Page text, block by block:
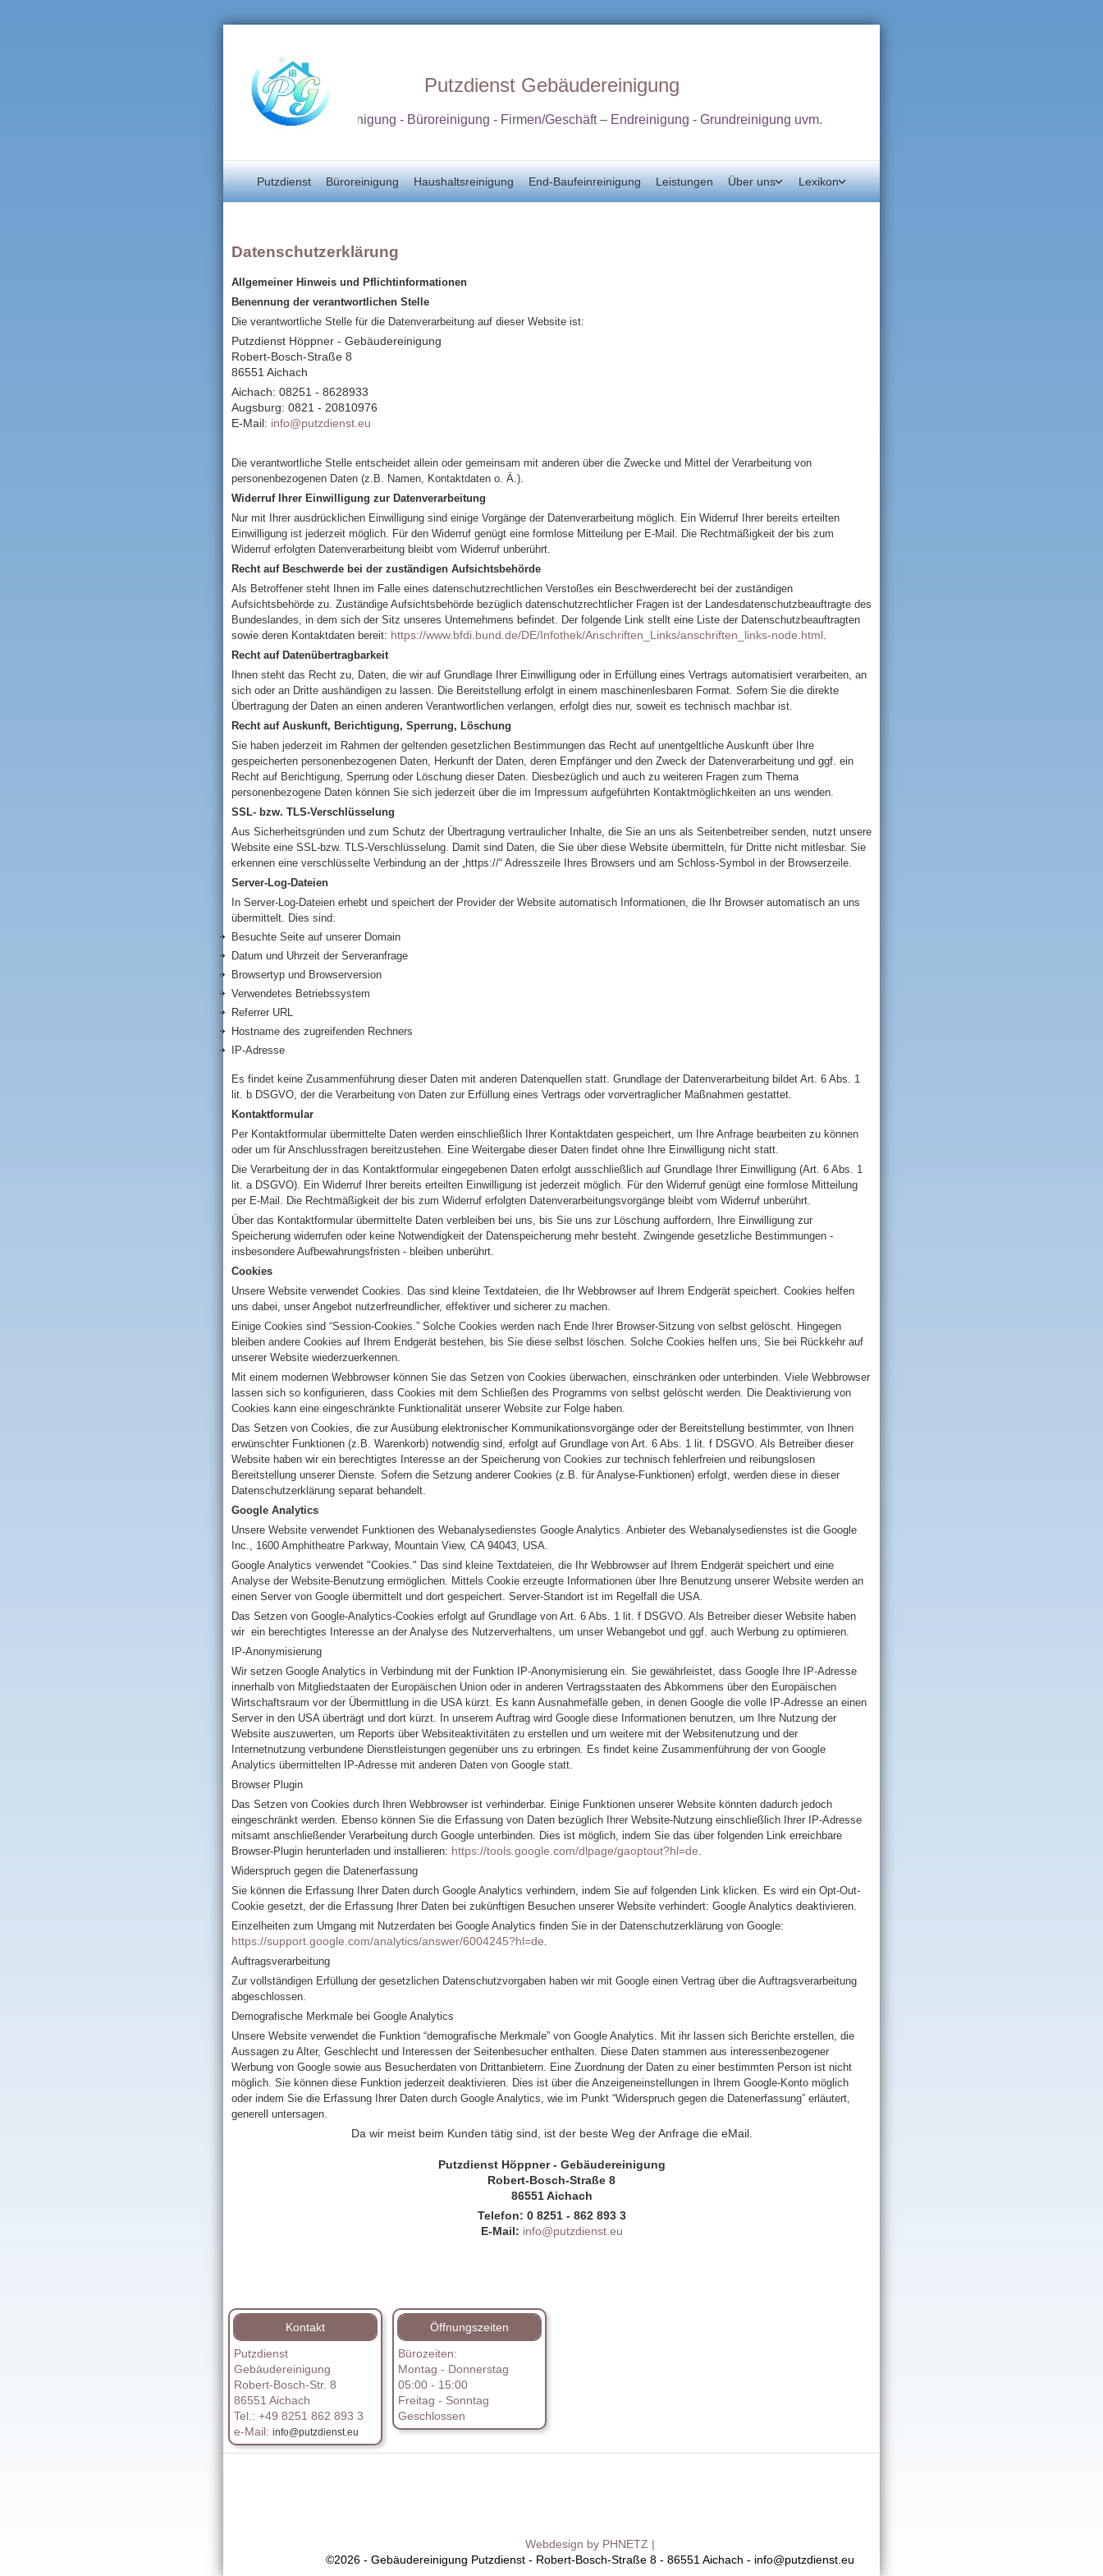
Putzdienst Gebäudereinigung
Unterhaltsreinigung - Büroreinigung - Firmen/Geschäft – Endreinigung - Grundreinigung uvm.
Putzdienst Büroreinigung Haushaltsreinigung End-Baufeinreinigung Leistungen Über uns Lexikon
Datenschutzerklärung
Allgemeiner Hinweis und Pflichtinformationen
Benennung der verantwortlichen Stelle
Die verantwortliche Stelle für die Datenverarbeitung auf dieser Website ist:
Putzdienst Höppner - Gebäudereinigung
Robert-Bosch-Straße 8
86551 Aichach
Aichach: 08251 - 8628933
Augsburg: 0821 - 20810976
E-Mail: info@putzdienst.eu
Die verantwortliche Stelle entscheidet allein oder gemeinsam mit anderen über die Zwecke und Mittel der Verarbeitung von
personenbezogenen Daten (z.B. Namen, Kontaktdaten o. Ä.).
Widerruf Ihrer Einwilligung zur Datenverarbeitung
Nur mit Ihrer ausdrücklichen Einwilligung sind einige Vorgänge der Datenverarbeitung möglich. Ein Widerruf Ihrer bereits erteilten
Einwilligung ist jederzeit möglich. Für den Widerruf genügt eine formlose Mitteilung per E-Mail. Die Rechtmäßigkeit der bis zum
Widerruf erfolgten Datenverarbeitung bleibt vom Widerruf unberührt.
Recht auf Beschwerde bei der zuständigen Aufsichtsbehörde
Als Betroffener steht Ihnen im Falle eines datenschutzrechtlichen Verstoßes ein Beschwerderecht bei der zuständigen
Aufsichtsbehörde zu. Zuständige Aufsichtsbehörde bezüglich datenschutzrechtlicher Fragen ist der Landesdatenschutzbeauftragte des
Bundeslandes, in dem sich der Sitz unseres Unternehmens befindet. Der folgende Link stellt eine Liste der Datenschutzbeauftragten
sowie deren Kontaktdaten bereit: https://www.bfdi.bund.de/DE/Infothek/Anschriften_Links/anschriften_links-node.html.
Recht auf Datenübertragbarkeit
Ihnen steht das Recht zu, Daten, die wir auf Grundlage Ihrer Einwilligung oder in Erfüllung eines Vertrags automatisiert verarbeiten, an
sich oder an Dritte aushändigen zu lassen. Die Bereitstellung erfolgt in einem maschinenlesbaren Format. Sofern Sie die direkte
Übertragung der Daten an einen anderen Verantwortlichen verlangen, erfolgt dies nur, soweit es technisch machbar ist.
Recht auf Auskunft, Berichtigung, Sperrung, Löschung
Sie haben jederzeit im Rahmen der geltenden gesetzlichen Bestimmungen das Recht auf unentgeltliche Auskunft über Ihre
gespeicherten personenbezogenen Daten, Herkunft der Daten, deren Empfänger und den Zweck der Datenverarbeitung und ggf. ein
Recht auf Berichtigung, Sperrung oder Löschung dieser Daten. Diesbezüglich und auch zu weiteren Fragen zum Thema
personenbezogene Daten können Sie sich jederzeit über die im Impressum aufgeführten Kontaktmöglichkeiten an uns wenden.
SSL- bzw. TLS-Verschlüsselung
Aus Sicherheitsgründen und zum Schutz der Übertragung vertraulicher Inhalte, die Sie an uns als Seitenbetreiber senden, nutzt unsere
Website eine SSL-bzw. TLS-Verschlüsselung. Damit sind Daten, die Sie über diese Website übermitteln, für Dritte nicht mitlesbar. Sie
erkennen eine verschlüsselte Verbindung an der „https://“ Adresszeile Ihres Browsers und am Schloss-Symbol in der Browserzeile.
Server-Log-Dateien
In Server-Log-Dateien erhebt und speichert der Provider der Website automatisch Informationen, die Ihr Browser automatisch an uns
übermittelt. Dies sind:
Besuchte Seite auf unserer Domain
Datum und Uhrzeit der Serveranfrage
Browsertyp und Browserversion
Verwendetes Betriebssystem
Referrer URL
Hostname des zugreifenden Rechners
IP-Adresse
Es findet keine Zusammenführung dieser Daten mit anderen Datenquellen statt. Grundlage der Datenverarbeitung bildet Art. 6 Abs. 1
lit. b DSGVO, der die Verarbeitung von Daten zur Erfüllung eines Vertrags oder vorvertraglicher Maßnahmen gestattet.
Kontaktformular
Per Kontaktformular übermittelte Daten werden einschließlich Ihrer Kontaktdaten gespeichert, um Ihre Anfrage bearbeiten zu können
oder um für Anschlussfragen bereitzustehen. Eine Weitergabe dieser Daten findet ohne Ihre Einwilligung nicht statt.
Die Verarbeitung der in das Kontaktformular eingegebenen Daten erfolgt ausschließlich auf Grundlage Ihrer Einwilligung (Art. 6 Abs. 1
lit. a DSGVO). Ein Widerruf Ihrer bereits erteilten Einwilligung ist jederzeit möglich. Für den Widerruf genügt eine formlose Mitteilung
per E-Mail. Die Rechtmäßigkeit der bis zum Widerruf erfolgten Datenverarbeitungsvorgänge bleibt vom Widerruf unberührt.
Über das Kontaktformular übermittelte Daten verbleiben bei uns, bis Sie uns zur Löschung auffordern, Ihre Einwilligung zur
Speicherung widerrufen oder keine Notwendigkeit der Datenspeicherung mehr besteht. Zwingende gesetzliche Bestimmungen -
insbesondere Aufbewahrungsfristen - bleiben unberührt.
Cookies
Unsere Website verwendet Cookies. Das sind kleine Textdateien, die Ihr Webbrowser auf Ihrem Endgerät speichert. Cookies helfen
uns dabei, unser Angebot nutzerfreundlicher, effektiver und sicherer zu machen.
Einige Cookies sind “Session-Cookies.” Solche Cookies werden nach Ende Ihrer Browser-Sitzung von selbst gelöscht. Hingegen
bleiben andere Cookies auf Ihrem Endgerät bestehen, bis Sie diese selbst löschen. Solche Cookies helfen uns, Sie bei Rückkehr auf
unserer Website wiederzuerkennen.
Mit einem modernen Webbrowser können Sie das Setzen von Cookies überwachen, einschränken oder unterbinden. Viele Webbrowser
lassen sich so konfigurieren, dass Cookies mit dem Schließen des Programms von selbst gelöscht werden. Die Deaktivierung von
Cookies kann eine eingeschränkte Funktionalität unserer Website zur Folge haben.
Das Setzen von Cookies, die zur Ausübung elektronischer Kommunikationsvorgänge oder der Bereitstellung bestimmter, von Ihnen
erwünschter Funktionen (z.B. Warenkorb) notwendig sind, erfolgt auf Grundlage von Art. 6 Abs. 1 lit. f DSGVO. Als Betreiber dieser
Website haben wir ein berechtigtes Interesse an der Speicherung von Cookies zur technisch fehlerfreien und reibungslosen
Bereitstellung unserer Dienste. Sofern die Setzung anderer Cookies (z.B. für Analyse-Funktionen) erfolgt, werden diese in dieser
Datenschutzerklärung separat behandelt.
Google Analytics
Unsere Website verwendet Funktionen des Webanalysedienstes Google Analytics. Anbieter des Webanalysedienstes ist die Google
Inc., 1600 Amphitheatre Parkway, Mountain View, CA 94043, USA.
Google Analytics verwendet "Cookies." Das sind kleine Textdateien, die Ihr Webbrowser auf Ihrem Endgerät speichert und eine
Analyse der Website-Benutzung ermöglichen. Mittels Cookie erzeugte Informationen über Ihre Benutzung unserer Website werden an
einen Server von Google übermittelt und dort gespeichert. Server-Standort ist im Regelfall die USA.
Das Setzen von Google-Analytics-Cookies erfolgt auf Grundlage von Art. 6 Abs. 1 lit. f DSGVO. Als Betreiber dieser Website haben
wir ein berechtigtes Interesse an der Analyse des Nutzerverhaltens, um unser Webangebot und ggf. auch Werbung zu optimieren.
IP-Anonymisierung
Wir setzen Google Analytics in Verbindung mit der Funktion IP-Anonymisierung ein. Sie gewährleistet, dass Google Ihre IP-Adresse
innerhalb von Mitgliedstaaten der Europäischen Union oder in anderen Vertragsstaaten des Abkommens über den Europäischen
Wirtschaftsraum vor der Übermittlung in die USA kürzt. Es kann Ausnahmefälle geben, in denen Google die volle IP-Adresse an einen
Server in den USA überträgt und dort kürzt. In unserem Auftrag wird Google diese Informationen benutzen, um Ihre Nutzung der
Website auszuwerten, um Reports über Websiteaktivitäten zu erstellen und um weitere mit der Websitenutzung und der
Internetnutzung verbundene Dienstleistungen gegenüber uns zu erbringen. Es findet keine Zusammenführung der von Google
Analytics übermittelten IP-Adresse mit anderen Daten von Google statt.
Browser Plugin
Das Setzen von Cookies durch Ihren Webbrowser ist verhinderbar. Einige Funktionen unserer Website könnten dadurch jedoch
eingeschränkt werden. Ebenso können Sie die Erfassung von Daten bezüglich Ihrer Website-Nutzung einschließlich Ihrer IP-Adresse
mitsamt anschließender Verarbeitung durch Google unterbinden. Dies ist möglich, indem Sie das über folgenden Link erreichbare
Browser-Plugin herunterladen und installieren: https://tools.google.com/dlpage/gaoptout?hl=de.
Widerspruch gegen die Datenerfassung
Sie können die Erfassung Ihrer Daten durch Google Analytics verhindern, indem Sie auf folgenden Link klicken. Es wird ein Opt-Out-
Cookie gesetzt, der die Erfassung Ihrer Daten bei zukünftigen Besuchen unserer Website verhindert: Google Analytics deaktivieren.
Einzelheiten zum Umgang mit Nutzerdaten bei Google Analytics finden Sie in der Datenschutzerklärung von Google:
https://support.google.com/analytics/answer/6004245?hl=de.
Auftragsverarbeitung
Zur vollständigen Erfüllung der gesetzlichen Datenschutzvorgaben haben wir mit Google einen Vertrag über die Auftragsverarbeitung
abgeschlossen.
Demografische Merkmale bei Google Analytics
Unsere Website verwendet die Funktion “demografische Merkmale” von Google Analytics. Mit ihr lassen sich Berichte erstellen, die
Aussagen zu Alter, Geschlecht und Interessen der Seitenbesucher enthalten. Diese Daten stammen aus interessenbezogener
Werbung von Google sowie aus Besucherdaten von Drittanbietern. Eine Zuordnung der Daten zu einer bestimmten Person ist nicht
möglich. Sie können diese Funktion jederzeit deaktivieren. Dies ist über die Anzeigeneinstellungen in Ihrem Google-Konto möglich
oder indem Sie die Erfassung Ihrer Daten durch Google Analytics, wie im Punkt “Widerspruch gegen die Datenerfassung” erläutert,
generell untersagen.
Da wir meist beim Kunden tätig sind, ist der beste Weg der Anfrage die eMail.
Putzdienst Höppner - Gebäudereinigung
Robert-Bosch-Straße 8
86551 Aichach
Telefon: 0 8251 - 862 893 3
E-Mail: info@putzdienst.eu
Kontakt
Putzdienst
Gebäudereinigung
Robert-Bosch-Str. 8
86551 Aichach
Tel.: +49 8251 862 893 3
e-Mail: info@putzdienst.eu
Öffnungszeiten
Bürozeiten:
Montag - Donnerstag
05:00 - 15:00
Freitag - Sonntag
Geschlossen
Webdesign by PHNETZ |
©2026 - Gebäudereinigung Putzdienst - Robert-Bosch-Straße 8 - 86551 Aichach - info@putzdienst.eu